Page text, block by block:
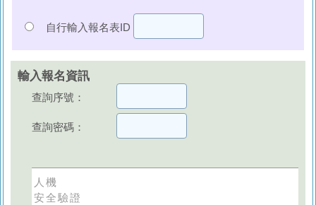
自行輸入報名表ID
輸入報名資訊
查詢序號：
查詢密碼：
人機
安全驗證